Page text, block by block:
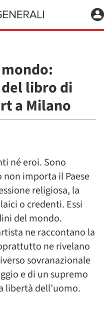
libro di
a Milano
né eroi. Sono
importa il Paese
religiosa, la
o credenti. Essi
del mondo.
ne raccontano la
ne rivelano
sovranazionale
e di un supremo
libertà dell’uomo.